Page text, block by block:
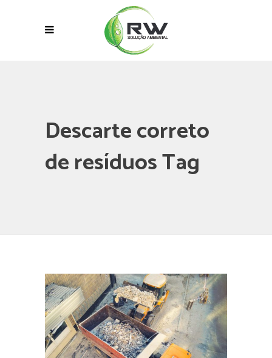
Descarte correto
de resíduos Tag